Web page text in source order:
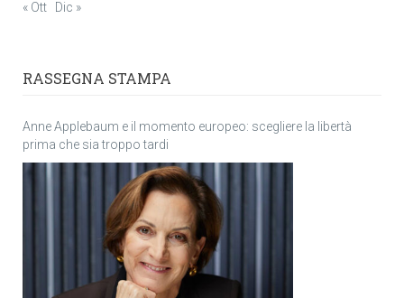
« Ott
Dic »
RASSEGNA STAMPA
Anne Applebaum e il momento europeo: scegliere la libertà
prima che sia troppo tardi